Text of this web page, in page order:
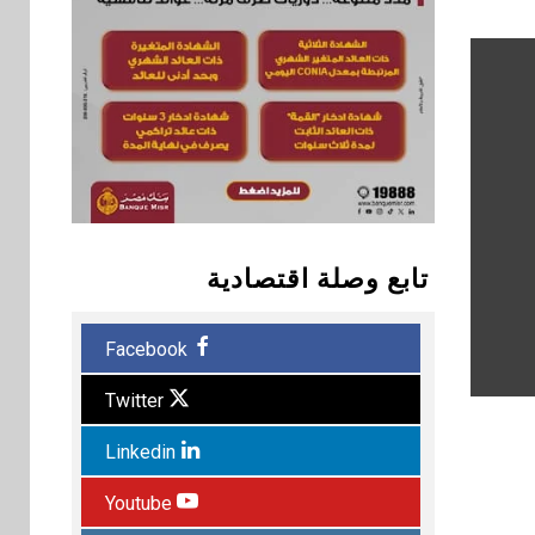
تابع وصلة اقتصادية
Facebook
Twitter
Linkedin
Youtube